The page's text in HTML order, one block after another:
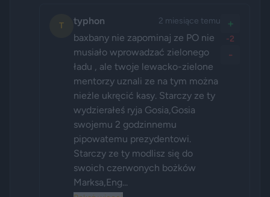
T typhon 2 miesiące temu
baxbany nie zapominaj ze PO nie
musiało wprowadzać zielonego
ładu , ale twoje lewacko-zielone
mentorzy uznali ze na tym można
nieżle ukręcić kasy. Starczy ze ty
wydzierałeś ryja Gosia,Gosia
swojemu 2 godzinnemu
pipowatemu prezydentowi.
Starczy ze ty modlisz się do
swoich czerwonych bożków
Marksa,Eng...
+
-2
-